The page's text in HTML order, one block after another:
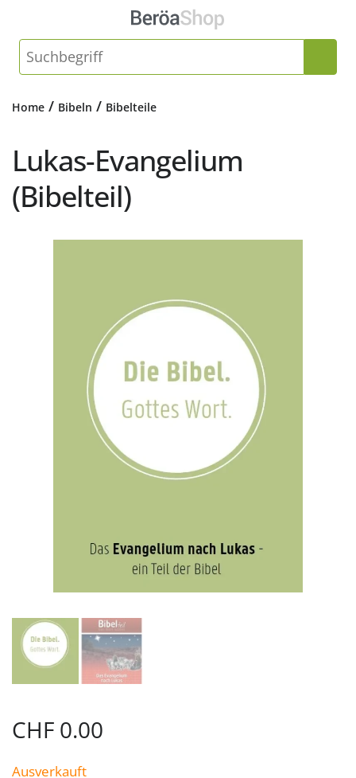
Home / Bibeln / Bibelteile
Lukas-Evangelium
(Bibelteil)
CHF 0.00
Ausverkauft